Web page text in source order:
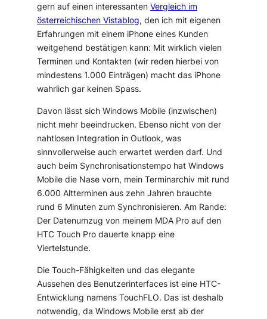
gern auf einen interessantenVergleich im
österreichischen Vistablog, den ich mit eigenen
Erfahrungen mit einem iPhone eines Kunden
weitgehend bestätigen kann: Mit wirklich vielen
Terminen und Kontakten (wir reden hierbei von
mindestens 1.000 Einträgen) macht das iPhone
wahrlich gar keinen Spass.
Davon lässt sich Windows Mobile (inzwischen)
nicht mehr beeindrucken. Ebenso nicht von der
nahtlosen Integration in Outlook, was
sinnvollerweise auch erwartet werden darf. Und
auch beim Synchronisationstempo hat Windows
Mobile die Nase vorn, mein Terminarchiv mit rund
6.000 Altterminen aus zehn Jahren brauchte
rund 6 Minuten zum Synchronisieren. Am Rande:
Der Datenumzug von meinem MDA Pro auf den
HTC Touch Pro dauerte knapp eine
Viertelstunde.
Die Touch-Fähigkeiten und das elegante
Aussehen des Benutzerinterfaces ist eine HTC-
Entwicklung namensTouchFLO. Das ist deshalb
notwendig, da Windows Mobile erst ab der